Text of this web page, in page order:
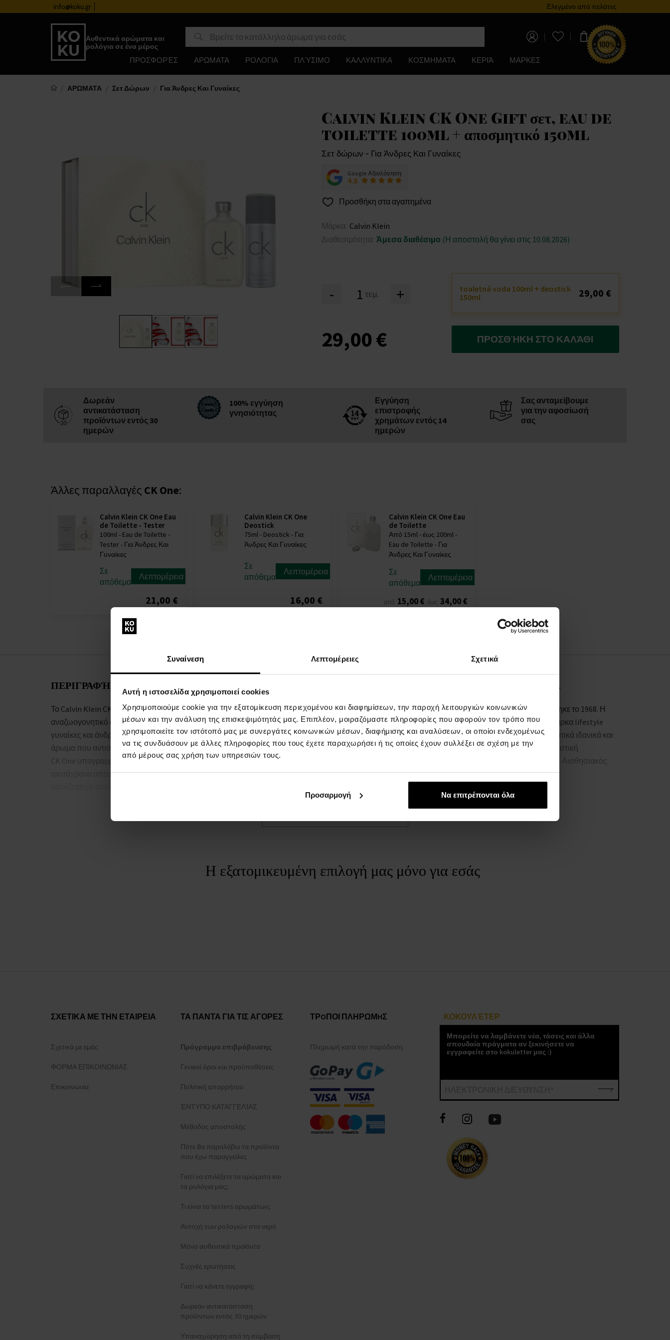
Συναίνεση Λεπτομέρειες Σχετικά
Αυτή η ιστοσελίδα χρησιμοποιεί cookies
Χρησιμοποιούμε cookie για την εξατομίκευση περιεχομένου και διαφημίσεων, την παροχή λειτουργιών κοινωνικών
μέσων και την ανάλυση της επισκεψιμότητάς μας. Επιπλέον, μοιραζόμαστε πληροφορίες που αφορούν τον τρόπο που
χρησιμοποιείτε τον ιστότοπό μας με συνεργάτες κοινωνικών μέσων, διαφήμισης και αναλύσεων, οι οποίοι ενδεχομένως
να τις συνδυάσουν με άλλες πληροφορίες που τους έχετε παραχωρήσει ή τις οποίες έχουν συλλέξει σε σχέση με την
από μέρους σας χρήση των υπηρεσιών τους.
Προσαρμογή Να επιτρέπονται όλα
info@koku.gr Πρόγραμμα επιβράβευσηςΕλεγμένο από πελάτες
Αυθεντικά αρώματα και
ρολόγια σε ένα μέρος
0,00 €
ΠΡΟΣΦΟΡΈΣ ΑΡΩΜΑΤΑ ΡΟΛΟΓΙΑ ΠΛΎΣΙΜΟ ΚΑΛΛΥΝΤΙΚΑ ΚΟΣΜΗΜΑΤΑ ΚΕΡΙΆ ΜΑΡΚΕΣ
ΑΡΩΜΑΤΑ Σετ Δώρων Για Άνδρες Και Γυναίκες
Calvin Klein CK One Gift σετ, eau de
toilette 100ml + αποσμητικό 150ml
Σετ δώρων - Για Άνδρες Και Γυναίκες
Google Αξιολόγηση
4.8
Προσθήκη στα αγαπημένα
Μάρκα: Calvin Klein
Διαθεσιμότητα: Άμεσα διαθέσιμο (Η αποστολή θα γίνει στις 10.08.2026)
- τεμ. +
toaletná voda 100ml + deostick
150ml
29,00 €
29,00 € ΠΡΟΣΘΉΚΗ ΣΤΟ ΚΑΛΆΘΙ
Δωρεάν
αντικατάσταση
προϊόντων εντός 30
ημερών
100% εγγύηση
γνησιότητας
Εγγύηση
επιστροφής
χρημάτων εντός 14
ημερών
Σας ανταμείβουμε
για την αφοσίωσή
σας
Άλλες παραλλαγές CK One:
Calvin Klein CK One Eau
de Toilette - Tester
100ml - Eau de Toilette -
Tester - Για Άνδρες Και
Γυναίκες
Σε
απόθεμα
Λεπτομέρεια
21,00 €
Calvin Klein CK One
Deostick
75ml - Deostick - Για
Άνδρες Και Γυναίκες
Σε
απόθεμα
Λεπτομέρεια
16,00 €
Calvin Klein CK One Eau
de Toilette
Από 15ml - έως 200ml -
Eau de Toilette - Για
Άνδρες Και Γυναίκες
Σε
απόθεμα
Λεπτομέρεια
από 15,00 € έως 34,00 €
ΠΕΡΙΓΡΑΦΉ
Το Calvin Klein CK One άρωμα είναι ένα ελαφρύ,
αναζωογονητικό άρωμα που προορίζεται για
γυναίκες και άνδρες. Είναι ένα φυσικά καθαρό
άρωμα που αντιστοιχεί στις νέες τάσεις. Το άρωμα
CK One υπογραμμίζει την προσωπικότητα και
ταυτόχρονα απευθύνεται σε μια ομάδα που
- Calvin Klein. Το άρωμα Calvin Klein CK One είναι
ΦΥΛΟ: για άνδρες και γυναίκες
Μάρκα: Calvin Klein
Αρωματικό συστατικό - κεφαλή: παπάγια,
κάρδαμο, λεμόνι, μανταρίνι, περγαμότο
Συστατικό αρώματος - καρδιά:
κρίνος της
κοιλάδας, βιολέτα, μοσχοκάρυδο, τριαντάφυλλο,
γιασεμί
ΣΧΕΤΙΚΆ ΜΕ ΤΗ ΜΆΡΚΑ
Ο αμερικανικός οίκος μόδας ιδρύθηκε το 1968. Η
Calvin Klein είναι μια παγκόσμια μάρκα lifestyle
που ενσαρκώνει τολμηρά προοδευτικά ιδανικά και
μια σαγηνευτική και συχνά μινιμαλιστική
αισθητική. Προκλητικός. Μοντέρνο. Αισθησιακός.
Εικονική.
Coty Inc.
Η εξατομικευμένη επιλογή μας μόνο για εσάς
ΣΧΕΤΙΚΑ ΜΕ ΤΗΝ ΕΤΑΙΡΕΙΑ
Σχετικά με εμάς
ΦΟΡΜΑ ΕΠΙΚΟΙΝΩΝΙΑΣ
Επικοινωνία
ΤΑ ΠΑΝΤΑ ΓΙΑ ΤΙΣ ΑΓΟΡΕΣ
Πρόγραμμα επιβράβευσης
Γενικοί όροι και προϋποθέσεις
Πολιτική απορρήτου
ΈΝΤΥΠΟ ΚΑΤΑΓΓΕΛΊΑΣ
Μέθοδος αποστολής
Πότε θα παραλάβω τα προϊόντα
που έχω παραγγείλει;
Γιατί να επιλέξετε τα αρώματα και
τα ρολόγια μας;
Τι είναι τα testers αρωμάτων;
Αντοχή των ρολογιών στο νερό
Μόνο αυθεντικά προϊόντα
Συχνές ερωτήσεις
Γιατί να κάνετε εγγραφή;
Δωρεάν αντικατάσταση
προϊόντων εντός 30 ημερών
Υπαναχώρηση από τη σύμβαση
ΤΡOΠΟΙ ΠΛΗΡΩΜHΣ
Πληρωμή κατά την παράδοση
ΚΟΚΟΥΛΈΤΕΡ
Μπορείτε να λαμβάνετε νέα, τάσεις και άλλα
σπουδαία πράγματα αν ξεκινήσετε να
εγγραφείτε στο kokuletter μας :)